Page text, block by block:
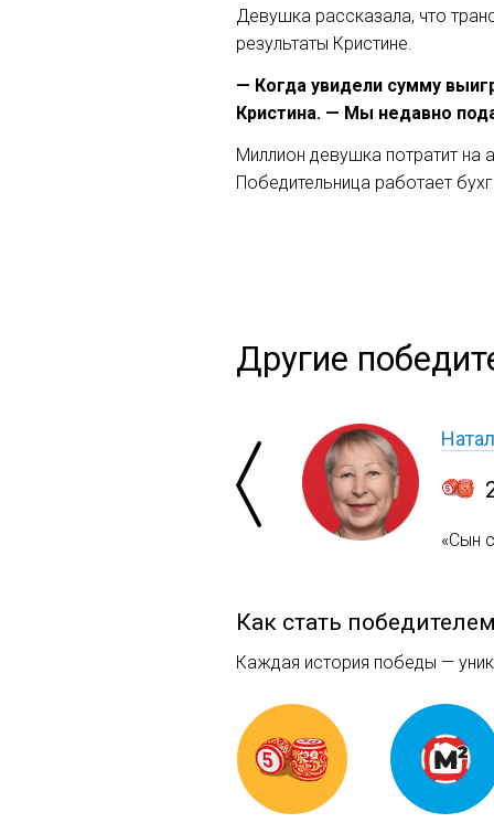
Девушка рассказала, что
результаты Кристине.
— Когда увидели сумму
Кристина. — Мы недавно
Миллион девушка потратит на
Победительница работает
Другие
«Сын
Как стать
Каждая история победы —